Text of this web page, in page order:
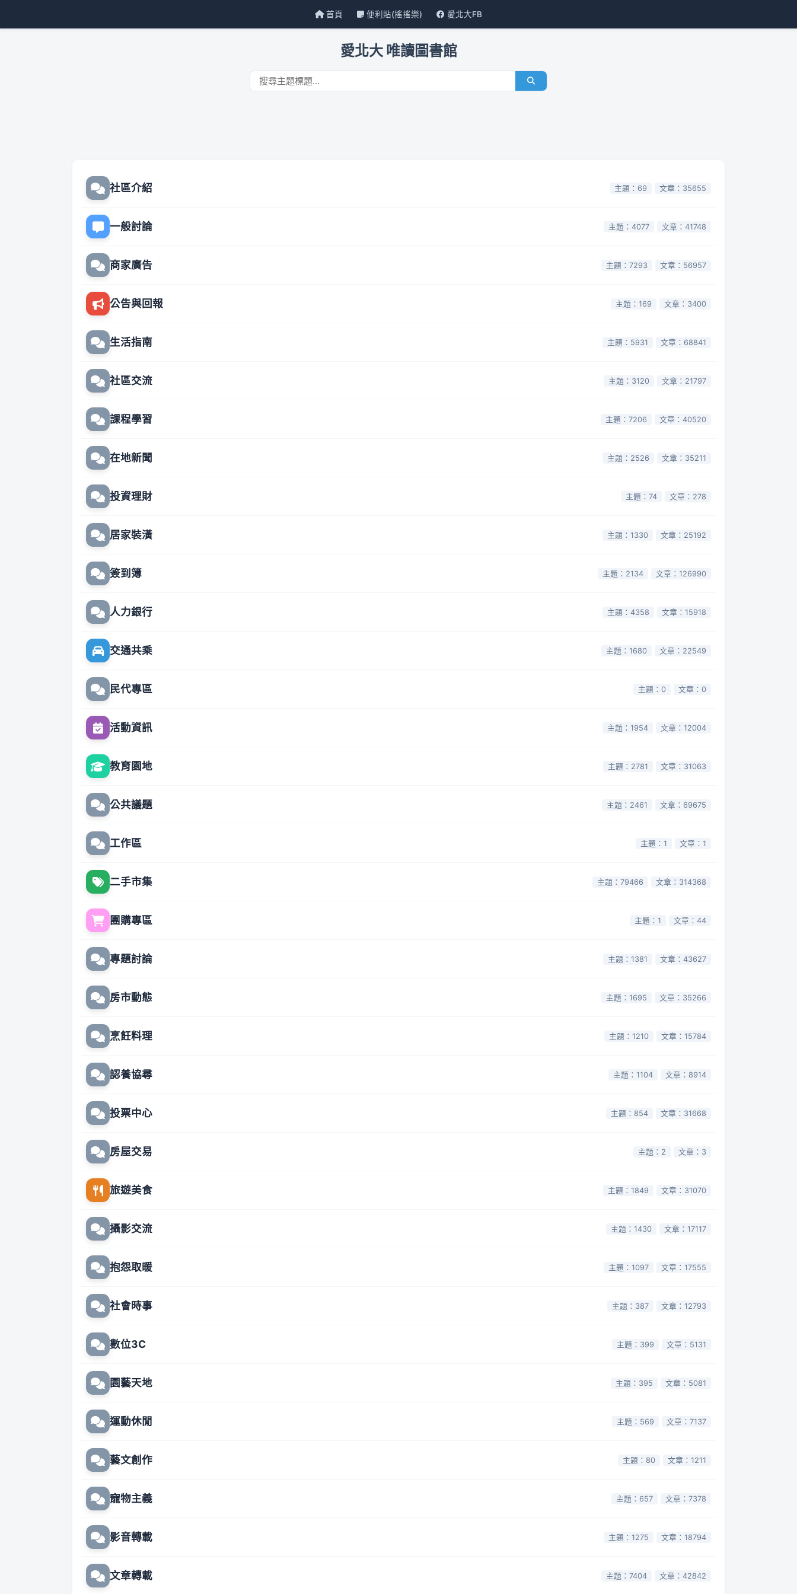
首頁 便利貼(搖搖樂) 愛北大FB
愛北大 唯讀圖書館
社區介紹 主題：69 文章：35655
一般討論 主題：4077 文章：41748
商家廣告 主題：7293 文章：56957
公告與回報 主題：169 文章：3400
生活指南 主題：5931 文章：68841
社區交流 主題：3120 文章：21797
課程學習 主題：7206 文章：40520
在地新聞 主題：2526 文章：35211
投資理財 主題：74 文章：278
居家裝潢 主題：1330 文章：25192
簽到簿 主題：2134 文章：126990
人力銀行 主題：4358 文章：15918
交通共乘 主題：1680 文章：22549
民代專區 主題：0 文章：0
活動資訊 主題：1954 文章：12004
教育園地 主題：2781 文章：31063
公共議題 主題：2461 文章：69675
工作區 主題：1 文章：1
二手市集 主題：79466 文章：314368
團購專區 主題：1 文章：44
專題討論 主題：1381 文章：43627
房市動態 主題：1695 文章：35266
烹飪料理 主題：1210 文章：15784
認養協尋 主題：1104 文章：8914
投票中心 主題：854 文章：31668
房屋交易 主題：2 文章：3
旅遊美食 主題：1849 文章：31070
攝影交流 主題：1430 文章：17117
抱怨取暖 主題：1097 文章：17555
社會時事 主題：387 文章：12793
數位3C 主題：399 文章：5131
園藝天地 主題：395 文章：5081
運動休閒 主題：569 文章：7137
藝文創作 主題：80 文章：1211
寵物主義 主題：657 文章：7378
影音轉載 主題：1275 文章：18794
文章轉載 主題：7404 文章：42842